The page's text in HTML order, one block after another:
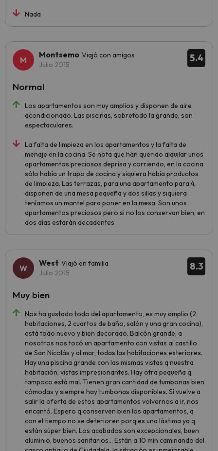
Nada
5.4
Montsemo Viajó con amigos
Julio 2015
Los apartamentos son muy amplios y disponen de aire
acondicionado. Las piscinas, sobretodo la grande, son
espectaculares.
La falta de limpieza en los apartamentos y la falta de
menaje en la cocina. Se nota que han querido alquilar unos
apartamentos preciosos deprisa y corriendo, en la cocina
sólo había un trapo de cocina y siquiera había productos
de limpieza. Las terrazas, para una apartamento para 4,
disponen de una mesa pequeña y dos sillas y siquiera
teníamos un mantel para poner en la mesa. Son unos
apartamentos preciosos pero si no los conservan bien, en
dos días estarán decadentes.
Normal
8.3
West Viajó en familia
Julio 2015
Nos ha gustado todo del apartamento, es muy amplio (2
habitaciones, 2 cuartos de baño, salón y una gran cocina),
está todo nuevo y bien decorado. Balcón grande, a
nosotros nos tocó un apartamento con vistas al castillo
de San Nicolás y al mar, todas las habitaciones exteriores.
Hay una piscina grande con las mismas vistas q nuestra
habitación, vistas impresionantes. Hay otra pequeña q
tampoco está mal. Tienen gran cantidad de tumbonas bien
cómodas y siempre hay tumbonas disponibles. Si vuelve a
salir la oferta de estos apartamentos volvernos a ir, nos
encantó. Espero q conserven bien los apartamentos, q
con el tiempo no se deterioren porq es una lástima ya q
están súper bien. Los acabados son excepcionales, buen
aluminio, buenos sanitarios... Están a 10 min caminando del
Muy bien